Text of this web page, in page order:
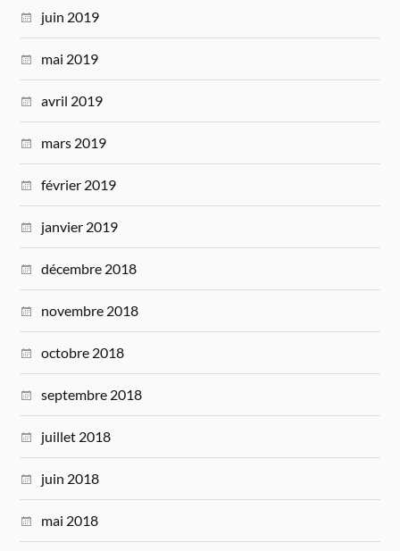
juin 2019
mai 2019
avril 2019
mars 2019
février 2019
janvier 2019
décembre 2018
novembre 2018
octobre 2018
septembre 2018
juillet 2018
juin 2018
mai 2018